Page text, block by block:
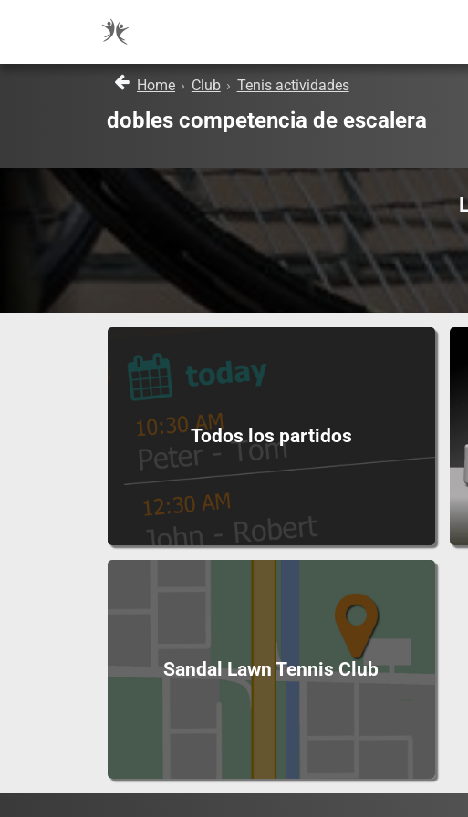
Home › Club › Tenis actividades
dobles competencia de escalera
Todos los partidos
Sandal Lawn Tennis Club